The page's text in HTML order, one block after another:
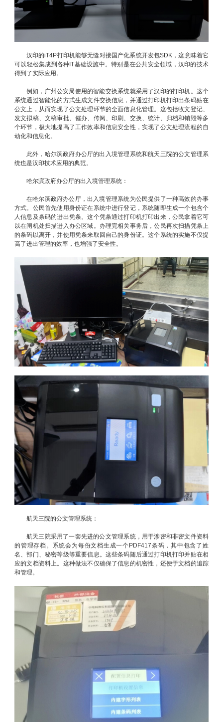
汉印的iT4P打印机能够无缝对接国产化系统开发包SDK，这意味着它
可以轻松集成到各种IT基础设施中。特别是在公共安全领域，汉印的技术
得到了实际应用。
例如，广州公安局使用的智能交换系统就采用了汉印的打印机。这个
系统通过智能化的方式生成文件交换信息，并通过打印机打印出条码贴在
公文上，从而实现了公文处理环节的全面信息化管理。这包括收文登记、
发文拟稿、文稿审批、催办、传阅、印刷、交换、统计、归档和销毁等多
个环节，极大地提高了工作效率和信息安全性，实现了公文处理流程的自
动化和信息化。
此外，哈尔滨政府办公厅的出入境管理系统和航天三院的公文管理系
统也是汉印技术应用的典范。
哈尔滨政府办公厅的出入境管理系统：
在哈尔滨政府办公厅，出入境管理系统为公民提供了一种高效的办事
方式。公民首先使用身份证在系统中进行登记，系统随即生成一个包含个
人信息及条码的进出凭条。这个凭条通过打印机打印出来，公民拿着它可
以在闸机处扫描进入办公区域。办理完相关事务后，公民再次扫描凭条上
的条码以离开，并使用凭条来取回自己的身份证。这个系统的实施不仅提
高了进出管理的效率，也增强了安全性。
航天三院的公文管理系统：
航天三院采用了一套先进的公文管理系统，用于涉密和非密文件资料
的管理存档。系统会为每份文档生成一个PDF417条码，其中包含了姓
名、部门、秘密等级等重要信息。这些条码随后通过打印机打印并贴在相
应的文档资料上。这种做法不仅确保了信息的机密性，还便于文档的追踪
和管理。